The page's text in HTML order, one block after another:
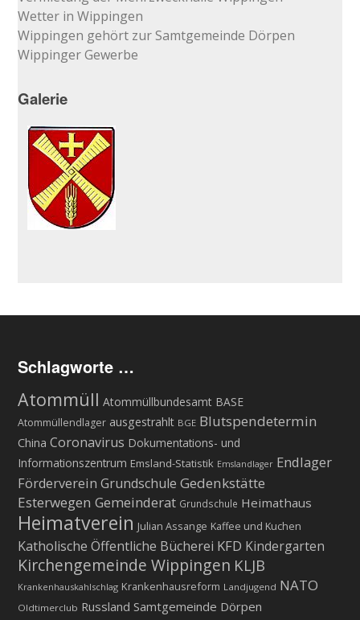
Wetter in Wippingen
Wippingen gehört zur Samtgemeinde Dörpen
Wippinger Gewerbe
Galerie
Schlagworte …
Atommüll Atommüllbundesamt BASE
Atommüllendlager ausgestrahlt BGE Blutspendetermin
China Coronavirus Dokumentations- und
Informationszentrum Emsland-Statistik Emslandlager Endlager
Förderverein Grundschule Gedenkstätte
Esterwegen Gemeinderat Grundschule Heimathaus
Heimatverein Julian Assange Kaffee und Kuchen
Katholische Öffentliche Bücherei KFD Kindergarten
Kirchengemeinde Wippingen KLJB
Krankenhauskahlschlag Krankenhausreform Landjugend NATO
Oldtimerclub Russland Samtgemeinde Dörpen